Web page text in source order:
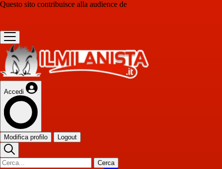
Questo sito contribuisce alla audience de
Accedi
Modifica profilo Logout
Cerca